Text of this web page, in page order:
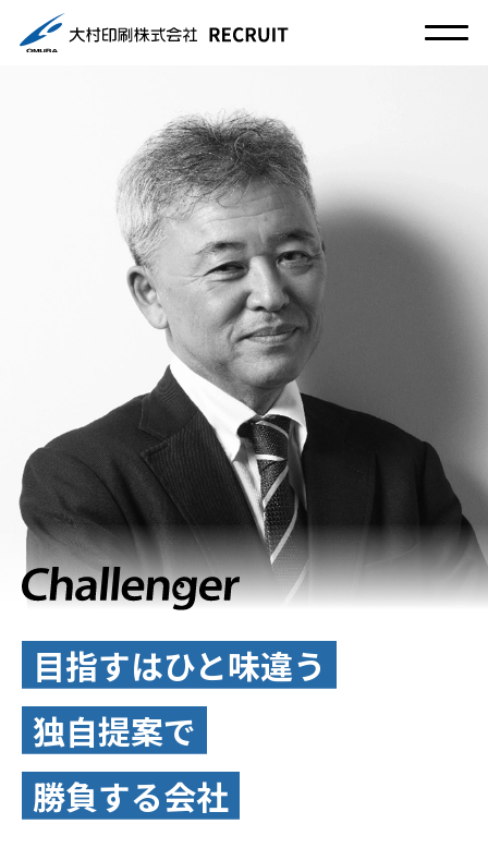
目指すはひと味違う
独自提案で
勝負する会社